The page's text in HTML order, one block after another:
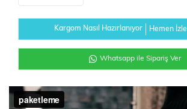
Kargom Nasıl Hazırlanıyor Hemen İzle
Whatsapp ile Sipariş Ver